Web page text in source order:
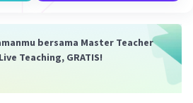
bersama Master Teacher
Teaching, GRATIS!